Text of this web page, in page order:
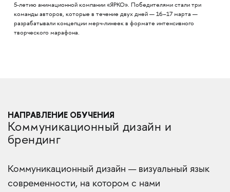
5-летию анимационной компании «ЯРКО». Победителями стали три
команды авторов, которые в течение двух дней — 16–17 марта —
разрабатывали концепции мерч-линеек в формате интенсивного
творческого марафона.
НАПРАВЛЕНИЕ ОБУЧЕНИЯ
Коммуникационный дизайн и
брендинг
Коммуникационный дизайн — визуальный язык
современности, на котором с нами